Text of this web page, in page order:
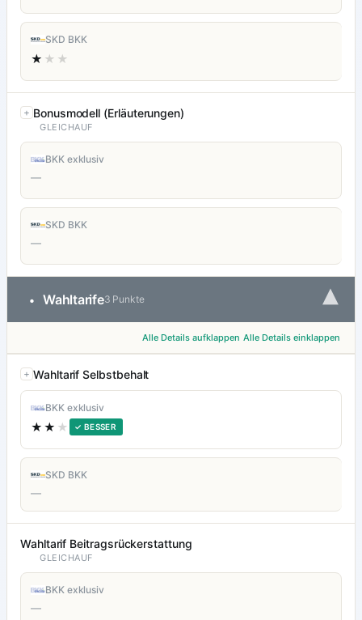
SKD BKK
★ ★★
Bonusmodell (Erläuterungen)
GLEICHAUF
BKK exklusiv
—
SKD BKK
—
• Wahltarife3 Punkte ▾
Alle Details aufklappen Alle Details einklappen
Wahltarif Selbstbehalt
BKK exklusiv
★★ ★ ✓ BESSER
SKD BKK
—
Wahltarif Beitragsrückerstattung
GLEICHAUF
BKK exklusiv
—